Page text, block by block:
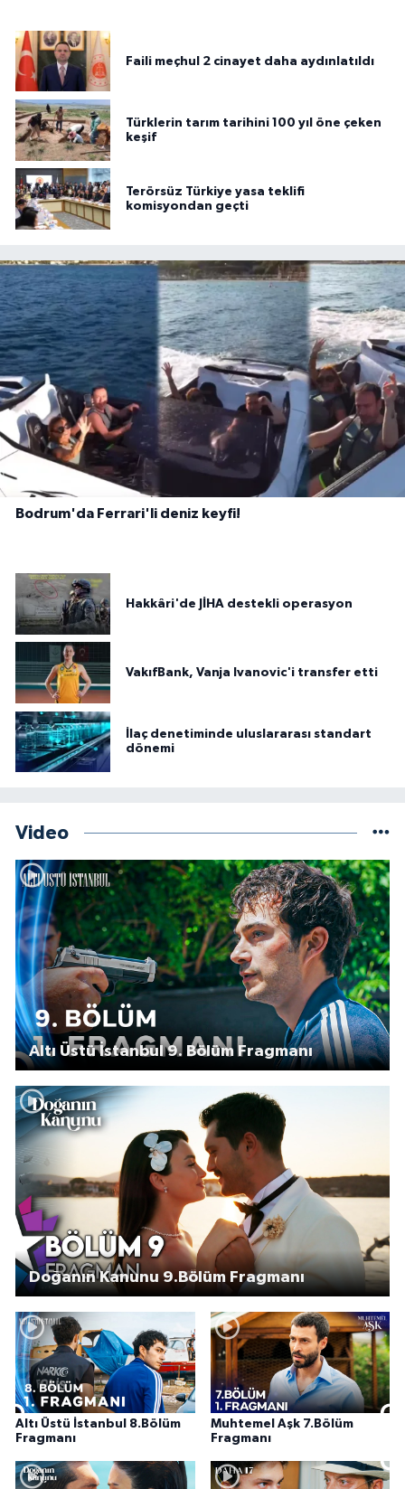
Faili meçhul 2 cinayet daha aydınlatıldı
Türklerin tarım tarihini 100 yıl öne çeken
keşif
Terörsüz Türkiye yasa teklifi
komisyondan geçti
Bodrum'da Ferrari'li deniz keyfi!
Hakkâri'de JİHA destekli operasyon
VakıfBank, Vanja Ivanovic'i transfer etti
İlaç denetiminde uluslararası standart
dönemi
Video
Altı Üstü İstanbul 9. Bölüm Fragmanı
Doğanın Kanunu 9.Bölüm Fragmanı
Altı Üstü İstanbul 8.Bölüm
Fragmanı
Muhtemel Aşk 7.Bölüm
Fragmanı